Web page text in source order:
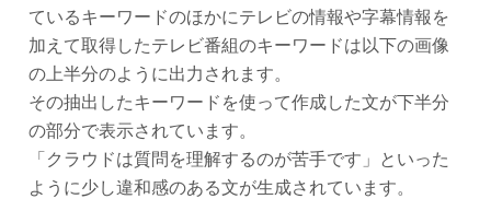
ているキーワードのほかにテレビの情報や字幕情報を
加えて取得したテレビ番組のキーワードは以下の画像
の上半分のように出力されます。
その抽出したキーワードを使って作成した文が下半分
の部分で表示されています。
「クラウドは質問を理解するのが苦手です」といった
ように少し違和感のある文が生成されています。